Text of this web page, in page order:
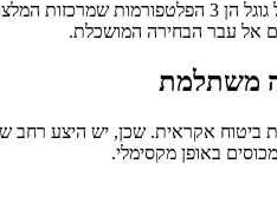
פורומים, קבוצות פייסבוק ולשונית
אל עבר הבחירה המושכלת.
משתלמת
אקראית. שכן, יש היצע רחב
באופן מקסימלי.